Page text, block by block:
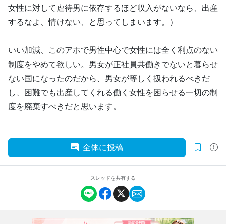
女性に対して虐待男に依存するほど収入がないなら、出産
するなよ、情けない、と思ってしまいます。）
いい加減、このアホで男性中心で女性には全く利点のない
制度をやめて欲しい。男女が正社員共働きでないと暮らせ
ない国になったのだから、男女が等しく扱われるべきだ
し、困難でも出産してくれる働く女性を困らせる一切の制
度を廃棄すべきだと思います。
全体に投稿
スレッドを共有する